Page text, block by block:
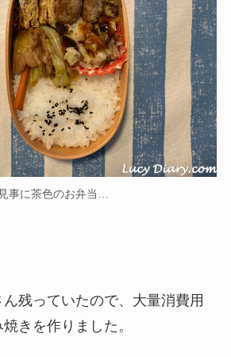
見事に茶色のお弁当…
残っていたので、大量消費用
きを作りました。